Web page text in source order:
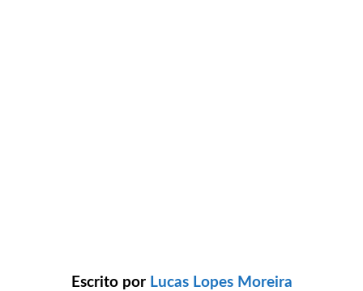
Escrito por Lucas Lopes Moreira